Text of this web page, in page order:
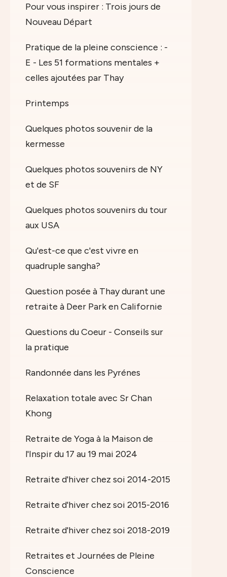
Pour vous inspirer : Trois jours de
Nouveau Départ
Pratique de la pleine conscience : -
E - Les 51 formations mentales +
celles ajoutées par Thay
Printemps
Quelques photos souvenir de la
kermesse
Quelques photos souvenirs de NY
et de SF
Quelques photos souvenirs du tour
aux USA
Qu'est-ce que c'est vivre en
quadruple sangha?
Question posée à Thay durant une
retraite à Deer Park en Californie
Questions du Coeur - Conseils sur
la pratique
Randonnée dans les Pyrénes
Relaxation totale avec Sr Chan
Khong
Retraite de Yoga à la Maison de
l'Inspir du 17 au 19 mai 2024
Retraite d'hiver chez soi 2014-2015
Retraite d'hiver chez soi 2015-2016
Retraite d'hiver chez soi 2018-2019
Retraites et Journées de Pleine
Conscience